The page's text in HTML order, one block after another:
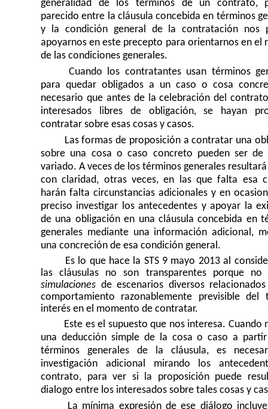
generalidad de los términos de un contrato,
parecido entre la cláusula concebida en términos
y la condición general de la contratación nos
apoyarnos en este precepto para orientarnos en el
de las condiciones generales.
Cuando los contratantes usan términos
para quedar obligados a un caso o cosa
necesario que antes de la celebración del
interesados libres de obligación, se hayan
contratar sobre esas cosas y casos.
Las formas de proposición a contratar una
sobre una cosa o caso concreto pueden ser de
variado. A veces de los términos generales
con claridad, otras veces, en las que falta esa
harán falta circunstancias adicionales y en
preciso investigar los antecedentes y apoyar la
de una obligación en una cláusula concebida en
generales mediante una información adicional,
una concreción de esa condición general.
Es lo que hace la STS 9 mayo 2013 al
las cláusulas no son transparentes porque no
simulaciones de escenarios diversos
comportamiento razonablemente previsible del
interés en el momento de contratar.
Este es el supuesto que nos interesa. Cuando
una deducción simple de la cosa o caso a
términos generales de la cláusula, es
investigación adicional mirando los
contrato, para ver si la proposición puede
dialogo entre los interesados sobre tales cosas y
La mínima expresión de ese diálogo